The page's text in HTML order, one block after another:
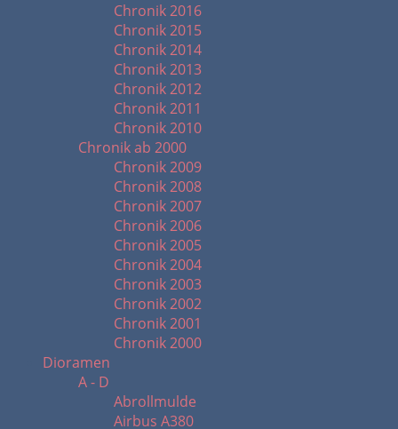
Chronik 2016
Chronik 2015
Chronik 2014
Chronik 2013
Chronik 2012
Chronik 2011
Chronik 2010
Chronik ab 2000
Chronik 2009
Chronik 2008
Chronik 2007
Chronik 2006
Chronik 2005
Chronik 2004
Chronik 2003
Chronik 2002
Chronik 2001
Chronik 2000
Dioramen
A - D
Abrollmulde
Airbus A380